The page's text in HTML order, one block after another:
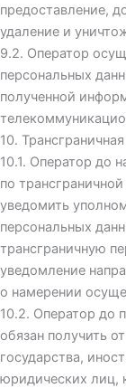
предоставление,
удаление и
9.2. Оператор
персональных
полученной
10.
10.1. Оператор до
по
уведомить
персональных
трансграничную
уведомление
о намерении
10.2. Оператор до
обязан получить
государства,
юридических лиц,